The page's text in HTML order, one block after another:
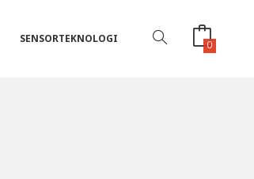
SENSORTEKNOLOGI 0